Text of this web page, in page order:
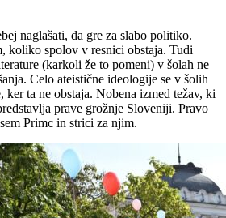
naglašati, da gre za slabo politiko.
koliko spolov v resnici obstaja. Tudi
(karkoli že to pomeni) v šolah ne
Celo ateistične ideologije se v šolih
ker ta ne obstaja. Nobena izmed težav, ki
prave grožnje Sloveniji. Pravo
Primc in strici za njim.